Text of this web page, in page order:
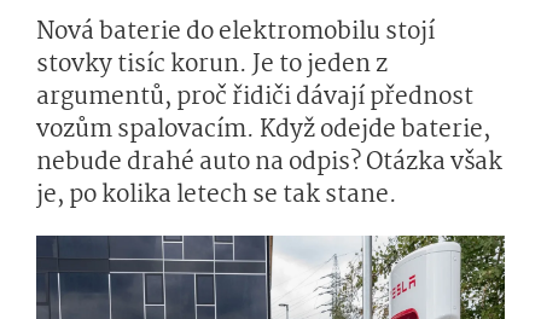
Nová baterie do elektromobilu stojí
stovky tisíc korun. Je to jeden z
argumentů, proč řidiči dávají přednost
vozům spalovacím. Když odejde baterie,
nebude drahé auto na odpis? Otázka však
je, po kolika letech se tak stane.